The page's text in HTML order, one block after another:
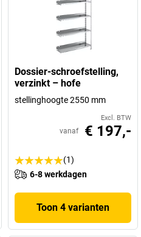
Dossier-schroefstelling,
verzinkt – hofe
stellinghoogte 2550 mm
Excl. BTW
vanaf € 197,-
(1)
6-8 werkdagen
Toon 4 varianten